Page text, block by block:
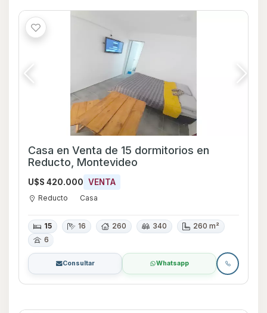
Casa en Venta de 15 dormitorios en
Reducto, Montevideo
U$S 420.000 VENTA
Reducto Casa
15 16 260 340
260 m²
6
Consultar Whatsapp